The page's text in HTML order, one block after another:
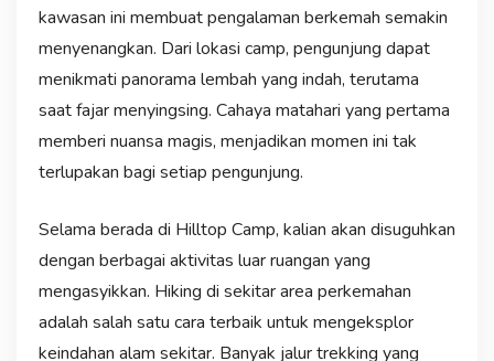
kawasan ini membuat pengalaman berkemah semakin
menyenangkan. Dari lokasi camp, pengunjung dapat
menikmati panorama lembah yang indah, terutama
saat fajar menyingsing. Cahaya matahari yang pertama
memberi nuansa magis, menjadikan momen ini tak
terlupakan bagi setiap pengunjung.
Selama berada di Hilltop Camp, kalian akan disuguhkan
dengan berbagai aktivitas luar ruangan yang
mengasyikkan. Hiking di sekitar area perkemahan
adalah salah satu cara terbaik untuk mengeksplor
keindahan alam sekitar. Banyak jalur trekking yang